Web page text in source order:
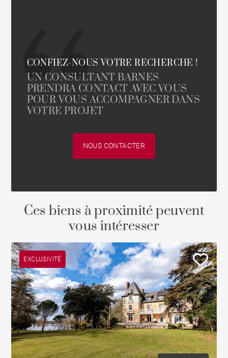
CONFIEZ-NOUS VOTRE RECHERCHE !
UN CONSULTANT BARNES
PRENDRA CONTACT AVEC VOUS
POUR VOUS ACCOMPAGNER DANS
VOTRE PROJET
NOUS CONTACTER
Ces biens à proximité peuvent
vous intéresser
EXCLUSIVITÉ